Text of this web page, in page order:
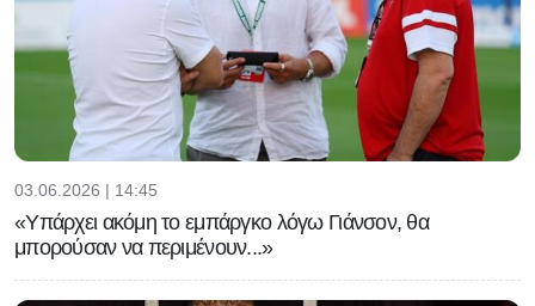
03.06.2026 | 14:45
«Υπάρχει ακόμη το εμπάργκο λόγω Γιάνσον, θα
μπορούσαν να περιμένουν...»